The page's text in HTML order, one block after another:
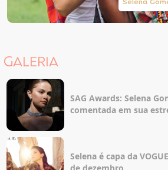
Selena
GALERIA
SAG Awards: Selena
comentada em sua
Selena é capa da
de dezembro